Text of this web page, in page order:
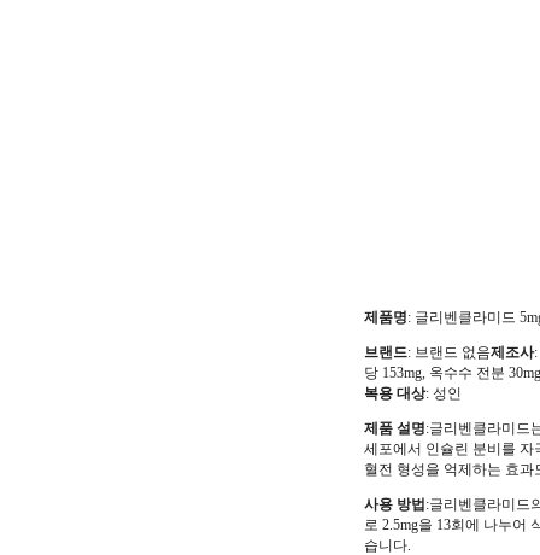
제품명: 글리벤클라미드
브랜드: 브랜드 없음제조사
당 153mg, 옥수수 전분
복용 대상: 성인
제품 설명:글리벤클라미드
세포에서 인슐린 분비를
혈전 형성을 억제하는 효
사용 방법 :글리벤클라미드
로 2.5mg을 13회에 나누어
습니다.